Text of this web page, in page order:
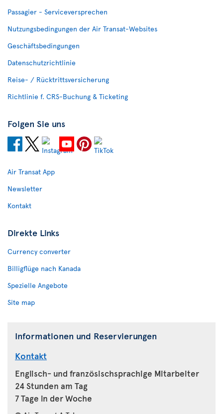
Passagier - Serviceversprechen
Nutzungsbedingungen der Air Transat-Websites
Geschäftsbedingungen
Datenschutzrichtlinie
Reise- / Rücktrittsversicherung
Richtlinie f. CRS-Buchung & Ticketing
Folgen Sie uns
Air Transat App
Newsletter
Kontakt
Direkte Links
Currency converter
Billigflüge nach Kanada
Spezielle Angebote
Site map
Informationen und Reservierungen
Kontakt
Englisch- und französischsprachige Mitarbeiter
24 Stunden am Tag
7 Tage in der Woche